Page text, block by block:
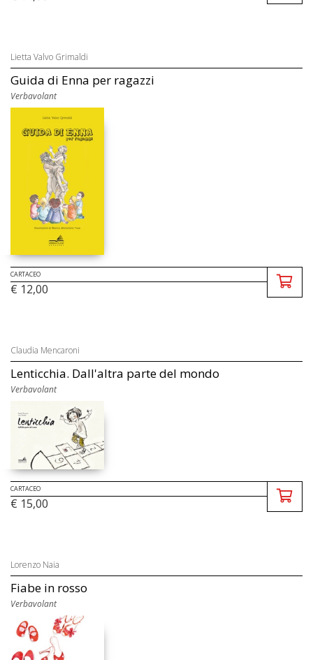
Lietta Valvo Grimaldi
Guida di Enna per ragazzi
Verbavolant
CARTACEO
€ 12,00
Claudia Mencaroni
Lenticchia. Dall'altra parte del mondo
Verbavolant
CARTACEO
€ 15,00
Lorenzo Naia
Fiabe in rosso
Verbavolant